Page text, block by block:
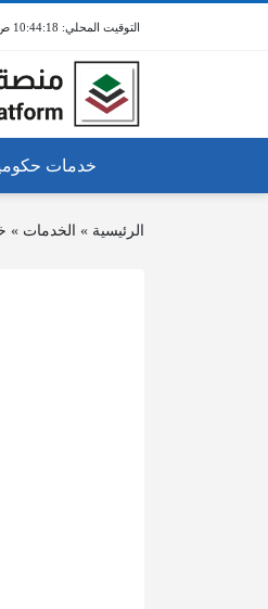
10:44:18 ص / 7 أغسطس 2026
خدمات
الرئيسية » الخدمات »